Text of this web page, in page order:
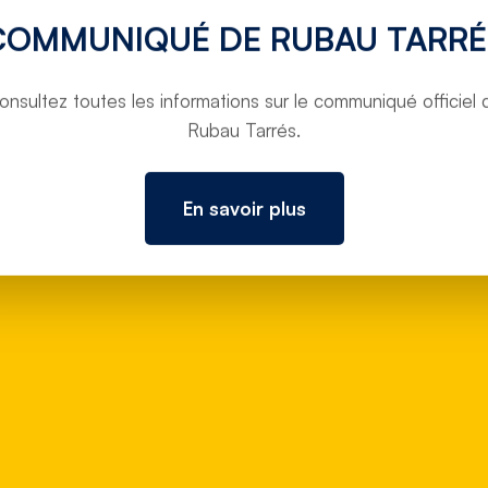
DE RUBAU
toutes les informations sur le communiqué officiel
Rubau Tarrés.
En savoir plus